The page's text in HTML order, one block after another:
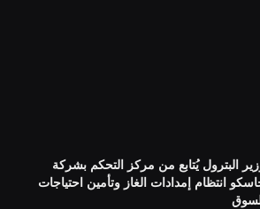
البترول يُتابع من مركز التحكم بشركة
انتظام إمدادات الغاز وتأمين احتياجات